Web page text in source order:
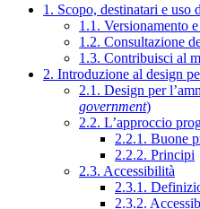
1. Scopo, destinatari e uso
1.1. Versionamento
1.2. Consultazione
1.3. Contribuisci al
2. Introduzione al design
2.1. Design per
government)
2.2. L’approccio
2.2.1. Buone
2.2.2. Principi
2.3. Accessibilità
2.3.1.
2.3.2.